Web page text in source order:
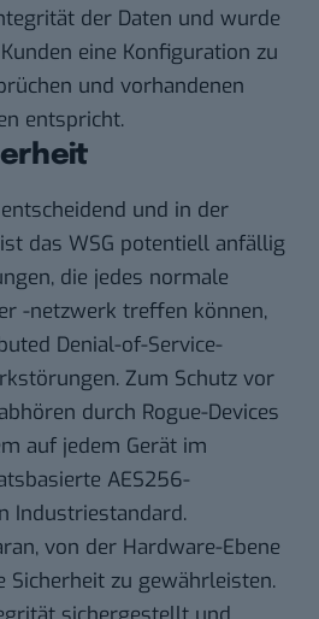
der Daten und wurde
eine Konfiguration zu
und vorhandenen
entspricht.
und in der
das WSG potentiell anfällig
die jedes normale
-netzwerk treffen können,
Denial-of-Service-
Zum Schutz vor
durch Rogue-Devices
auf jedem Gerät im
AES256-
Industriestandard.
von der Hardware-Ebene
Sicherheit zu gewährleisten.